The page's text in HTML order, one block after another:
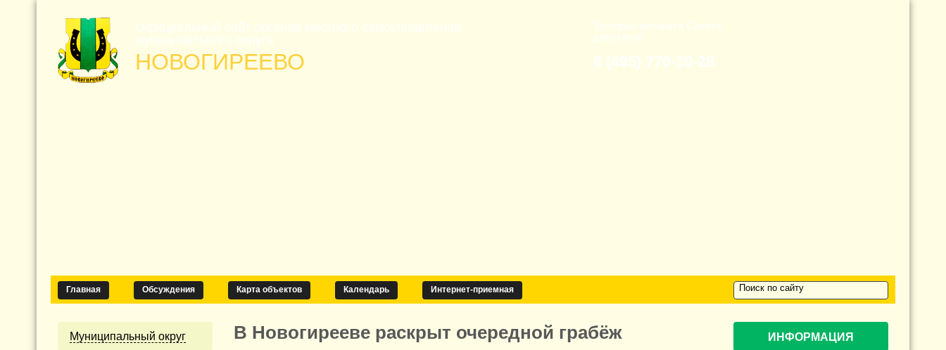
Официальный сайт органов местного самоуправления
муниципального округа
НОВОГИРЕЕВО
Телефон аппарата Cовета
депутатов
8 (495) 770-10-28
Главная Обсуждения Карта объектов Календарь Интернет-приемная
Муниципальный округ В Новогирееве раскрыт очередной грабёж ИНФОРМАЦИЯ